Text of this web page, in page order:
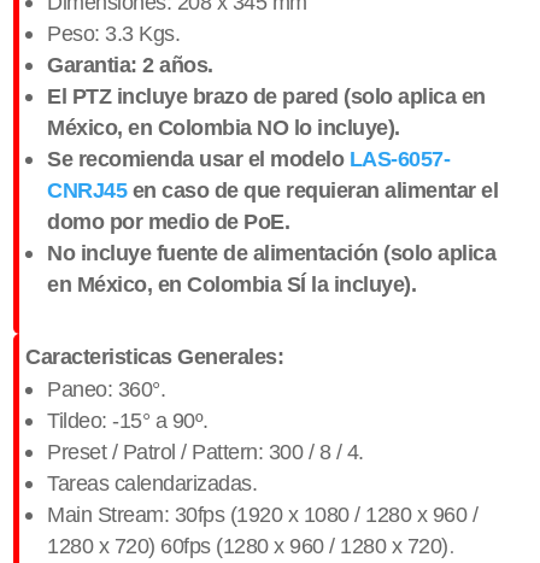
Peso: 3.3 Kgs.
Garantia: 2 años.
El PTZ incluye brazo de pared (solo aplica en
México, en Colombia NO lo incluye).
Se recomienda usar el modelo LAS-6057-
CNRJ45en caso de que requieran alimentar el
domo por medio de PoE.
No incluye fuente de alimentación (solo aplica
en México, en Colombia SÍ la incluye).
Caracteristicas Generales:
Paneo: 360°.
Tildeo: -15° a 90º.
Preset / Patrol / Pattern: 300 / 8 / 4.
Tareas calendarizadas.
Main Stream: 30fps (1920 x 1080 / 1280 x 960 /
1280 x 720) 60fps (1280 x 960 / 1280 x 720).